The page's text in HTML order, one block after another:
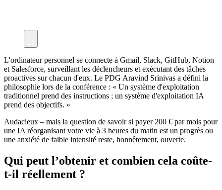
L'ordinateur personnel se connecte à Gmail, Slack, GitHub, Notion
et Salesforce, surveillant les déclencheurs et exécutant des tâches
proactives sur chacun d'eux. Le PDG Aravind Srinivas a défini la
philosophie lors de la conférence : « Un système d'exploitation
traditionnel prend des instructions ; un système d'exploitation IA
prend des objectifs. »
Audacieux – mais la question de savoir si payer 200 € par mois pour
une IA réorganisant votre vie à 3 heures du matin est un progrès ou
une anxiété de faible intensité reste, honnêtement, ouverte.
Qui peut l’obtenir et combien cela coûte-
t-il réellement ?